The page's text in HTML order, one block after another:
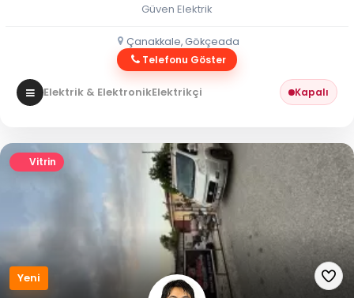
Güven Elektrik
Çanakkale, Gökçeada
Telefonu Göster
Elektrik & ElektronikElektrikçi Kapalı
Vitrin
Yeni